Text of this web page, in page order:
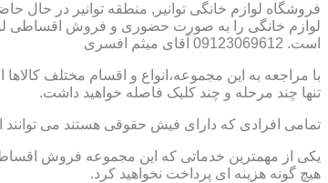
فروشگاه لوازم خانگی توانیر, منطقه توانیر در حال
لوازم خانگی را به صورت حضوری و فروش اقساطی
است. 09123069612 آقای میثم افسری
با مراجعه به این مجموعه،انواع و اقسام مختلف
تنها چند مرحله و چند کلیک فاصله خواهید داشت.
تمامی افرادی که دارای فیش حقوقی هستند می
یکی از مهمترین خدماتی که این مجموعه فروش اقساطی
هیچ گونه هزینه ای پرداخت نخواهید کرد.